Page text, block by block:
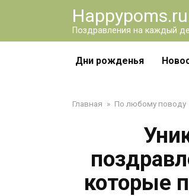
Поздравления на каждый
Дни рожденья
Главная » По любому поводу
которые